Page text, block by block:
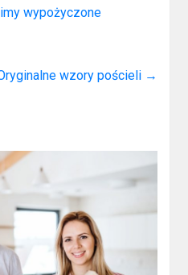
wypożyczone
wzory pościeli →